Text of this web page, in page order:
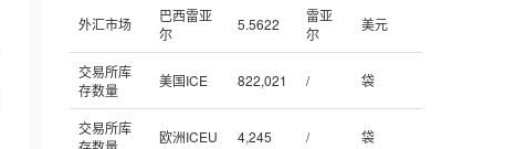
外汇市场
巴西雷亚
尔
5.5622
雷亚
尔
美元
交易所库
存数量
美国ICE 822,021 / 袋
交易所库
欧洲ICEU 4,245 / 袋